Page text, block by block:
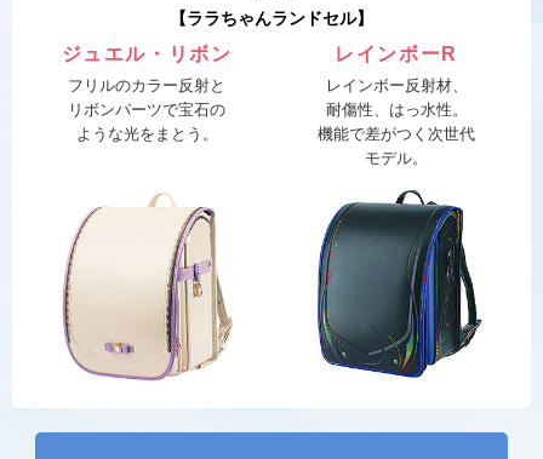
【ララちゃんランドセル】
ジュエル・リボン
フリルのカラー反射と
リボンパーツで宝石の
ような光をまとう。
レインボーR
レインボー反射材、
耐傷性、はっ水性。
機能で差がつく次世代
モデル。